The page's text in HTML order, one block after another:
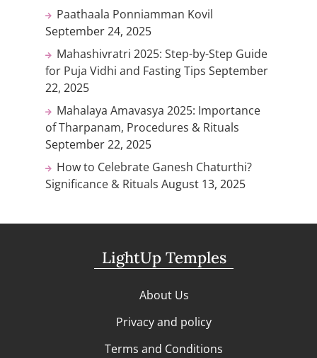
Paathaala Ponniamman Kovil
September 24, 2025
Mahashivratri 2025: Step-by-Step Guide
for Puja Vidhi and Fasting Tips September
22, 2025
Mahalaya Amavasya 2025: Importance
of Tharpanam, Procedures & Rituals
September 22, 2025
How to Celebrate Ganesh Chaturthi?
Significance & Rituals August 13, 2025
LightUp Temples
About Us
Privacy and policy
Terms and Conditions